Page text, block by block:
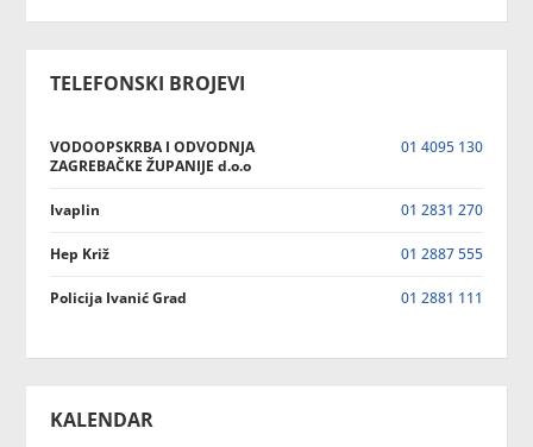
TELEFONSKI BROJEVI
VODOOPSKRBA I ODVODNJA
ZAGREBAČKE ŽUPANIJE d.o.o
01 4095 130
Ivaplin 01 2831 270
Hep Križ 01 2887 555
Policija Ivanić Grad 01 2881 111
KALENDAR